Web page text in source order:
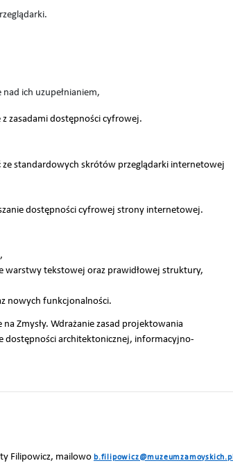
ich uzupełnianiem,
zasadami dostępności cyfrowej.
standardowych skrótów przeglądarki internetowej
dostępności cyfrowej strony internetowej.
warstwy tekstowej oraz prawidłowej struktury,
nowych funkcjonalności.
Zmysły. Wdrażanie zasad projektowania
dostępności architektonicznej, informacyjno-
Filipowicz, mailowo b.filipowicz@muzeumzamoyskich.pl